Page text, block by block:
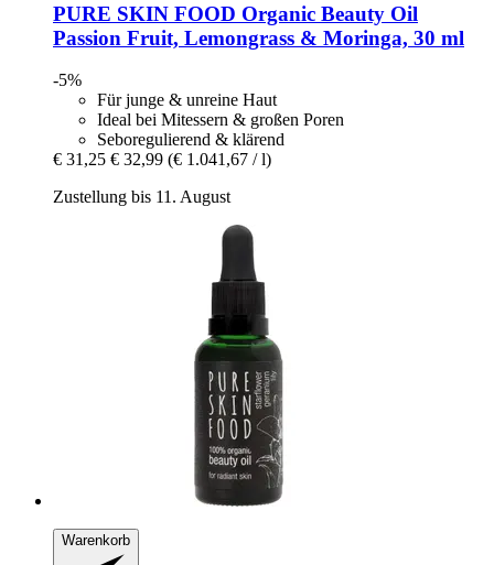
PURE SKIN FOOD Organic Beauty Oil
Passion Fruit, Lemongrass & Moringa, 30 ml
-5%
Für junge & unreine Haut
Ideal bei Mitessern & großen Poren
Seboregulierend & klärend
€ 31,25 € 32,99 (€ 1.041,67 / l)
Zustellung bis 11. August
Warenkorb